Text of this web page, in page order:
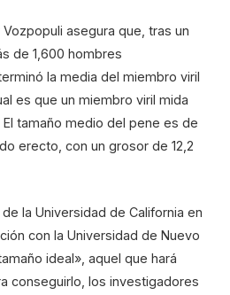
asegura que, tras un
de 1,600 hombres
la media del miembro viril
es que un miembro viril mida
tamaño medio del pene es de
erecto, con un grosor de 12,2
la Universidad de California en
con la Universidad de Nuevo
ideal», aquel que hará
conseguirlo, los investigadores